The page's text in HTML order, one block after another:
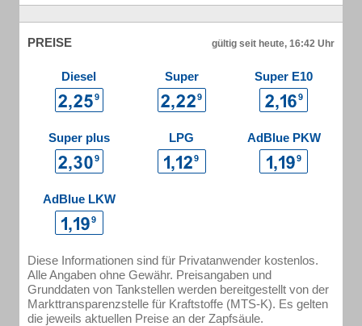
PREISE gültig seit heute, 16:42 Uhr
Diesel Super Super E10
Super plus LPG AdBlue PKW
AdBlue LKW
Diese Informationen sind für Privatanwender kostenlos.
Alle Angaben ohne Gewähr. Preisangaben und
Grunddaten von Tankstellen werden bereitgestellt von der
Markttransparenzstelle für Kraftstoffe (MTS-K). Es gelten
die jeweils aktuellen Preise an der Zapfsäule.